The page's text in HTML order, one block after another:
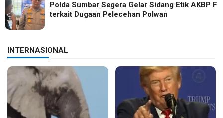
Polda Sumbar Segera Gelar Sidang Etik AKBP F
terkait Dugaan Pelecehan Polwan
INTERNASIONAL